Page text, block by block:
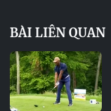
BÀI LIÊN QUAN